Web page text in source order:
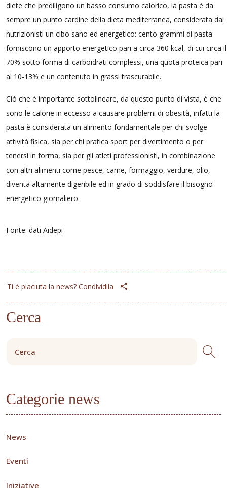
diete che prediligono un basso consumo calorico, la pasta è da
sempre un punto cardine della dieta mediterranea, considerata dai
nutrizionisti un cibo sano ed energetico: cento grammi di pasta
forniscono un apporto energetico pari a circa 360 kcal, di cui circa il
70% sotto forma di carboidrati complessi, una quota proteica pari
al 10-13% e un contenuto in grassi trascurabile.
Ciò che è importante sottolineare, da questo punto di vista, è che
sono le calorie in eccesso a causare problemi di obesità, infatti la
pasta è considerata un alimento fondamentale per chi svolge
attività fisica, sia per chi pratica sport per divertimento o per
tenersi in forma, sia per gli atleti professionisti, in combinazione
con altri alimenti come pesce, carne, formaggio, verdure, olio,
diventa altamente digeribile ed in grado di soddisfare il bisogno
energetico giornaliero.
Fonte: dati Aidepi
Ti è piaciuta la news? Condividila
Cerca
Categorie news
News
Eventi
Iniziative